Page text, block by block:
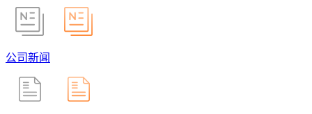
公司新闻